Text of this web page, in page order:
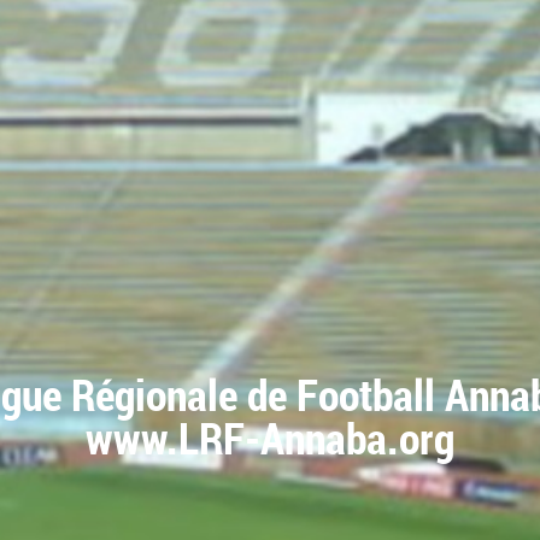
Régionale de Football
www.LRF-Annaba.org